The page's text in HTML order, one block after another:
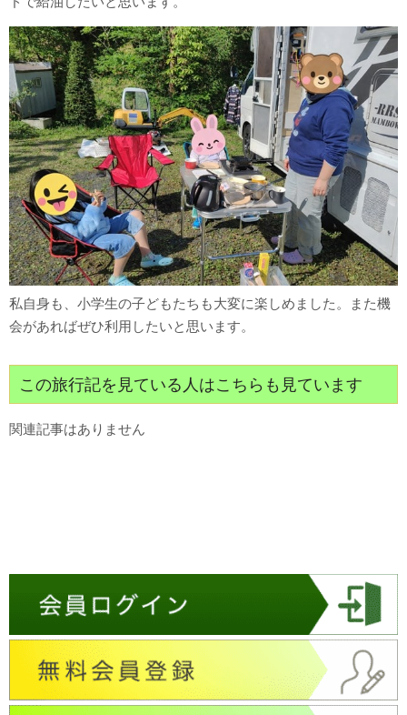
私自身も、小学生の子どもたちも大変に楽しめました。また機
会があればぜひ利用したいと思います。
この旅行記を見ている人はこちらも見ています
関連記事はありません